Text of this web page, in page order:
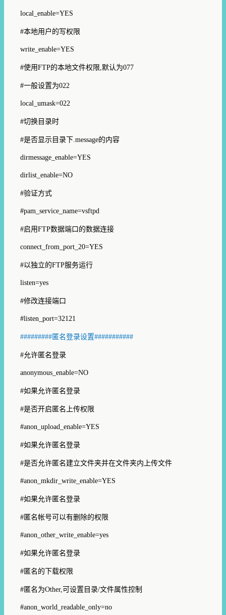
local_enable=YES
#本地用户的写权限
write_enable=YES
#使用FTP的本地文件权限 默认为077
#一般设置为022
local_umask=022
#切换目录时
#是否显示目录下 .message的内容
dirmessage_enable=YES
dirlist_enable=NO
#验证方式
#pam_service_name=vsftpd
#启用FTP数据端口的数据连接
connect_from_port_20=YES
#以独立的FTP服务运行
listen=yes
#修改连接端口
#listen_port=32121
######### 匿名登录设置###########
#允许匿名登录
anonymous_enable=NO
#如果允许匿名登录
#是否开启匿名上传权限
#anon_upload_enable=YES
#如果允许匿名登录
#是否允许匿名建立文件夹并在文件夹内上传文件
#anon_mkdir_write_enable=YES
#如果允许匿名登录
# 匿名帐号可以有删除的权限
#anon_other_write_enable=yes
#如果允许匿名登录
# 匿名的下载权限
# 匿名为Other, 可设置目录/文件属性控制
#anon_world_readable_only=no